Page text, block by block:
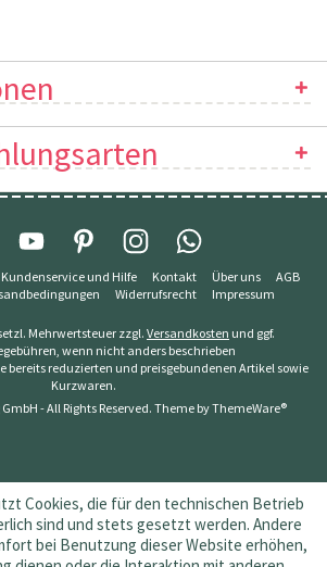
Kundenservice und Hilfe Kontakt Über uns
AGB
Widerrufsrecht Impressum
Mehrwertsteuer zzgl. Versandkosten und ggf.
wenn nicht anders beschrieben
bereits reduzierten und preisgebundenen Artikel sowie
Kurzwaren.
- All Rights Reserved. Theme byThemeWare®
Cookies, die für den technischen Betrieb
sind und stets gesetzt werden. Andere
bei Benutzung dieser Website erhöhen,